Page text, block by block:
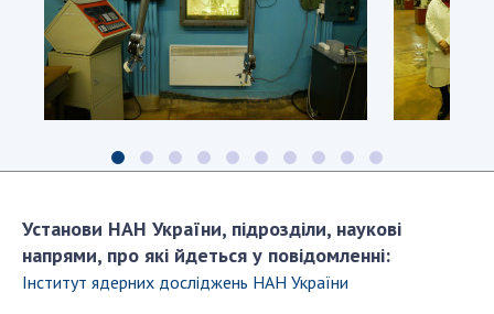
Установи НАН України, підрозділи, наукові
напрями, про які йдеться у повідомленні:
Інститут ядерних досліджень НАН України